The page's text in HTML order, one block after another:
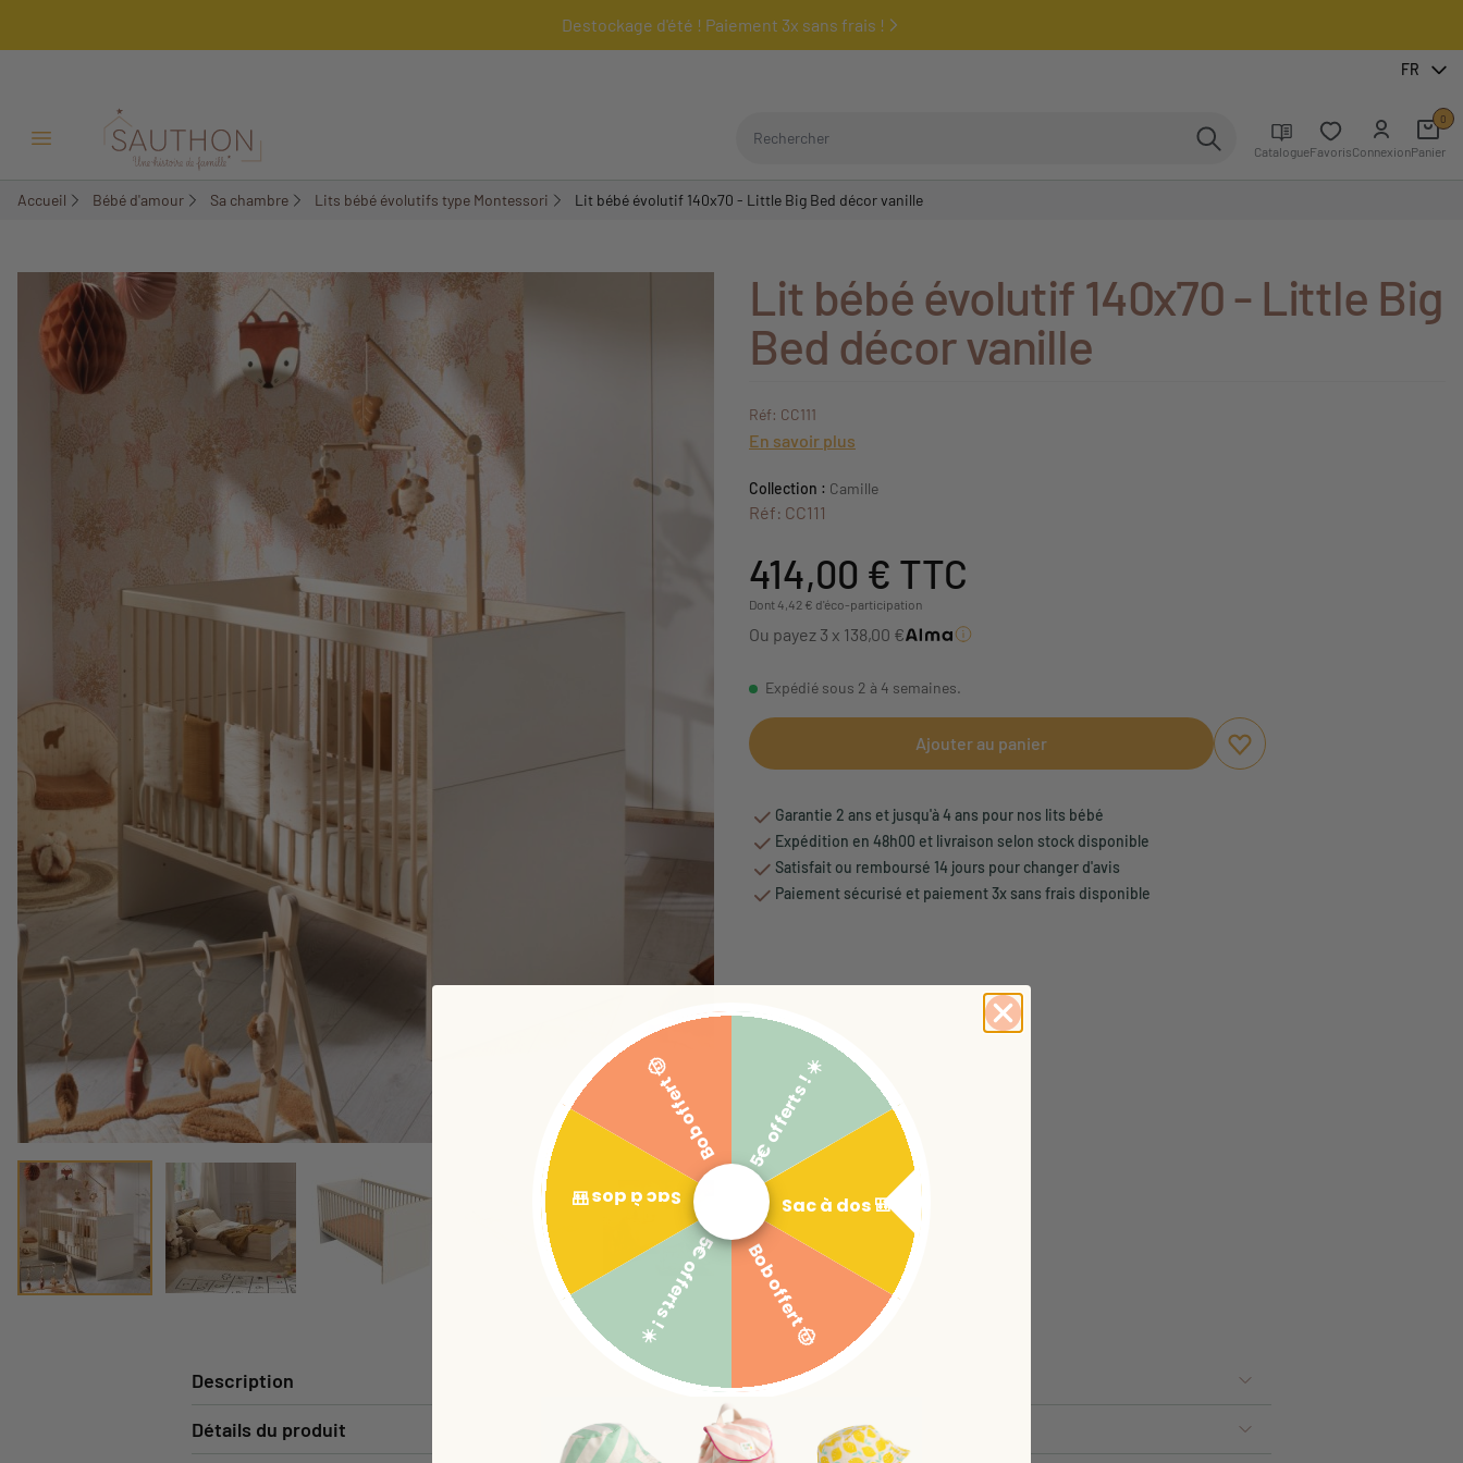
Destockage d'été ! Paiement 3x sans frais !
FR
Ouvrir/Fermer menu CatalogueFavorisConnexionPanier
0
Accueil Bébé d'amour Sa chambre Lits bébé évolutifs type Montessori Lit bébé évolutif 140x70 - Little Big Bed décor vanille
Lit bébé évolutif 140x70 - Little Big
Bed décor vanille
Réf: CC111
En savoir plus
Collection : Camille
Réf: CC111
414,00 € TTC
Dont 4,42 € d'éco-participation
Ou payez 3 x 138,00 €
Expédié sous 2 à 4 semaines.
Ajouter au panier
Ajouter aux favoris
Supprimer des favoris
Garantie 2 ans et jusqu'à 4 ans pour nos lits bébé
Expédition en 48h00 et livraison selon stock disponible
Satisfait ou remboursé 14 jours pour changer d'avis
Paiement sécurisé et paiement 3x sans frais disponible
Description
Détails du produit
5€ offerts ! ☀️
Sac à dos 🎒
Bob offert 🤠
5€ offerts ! ☀️
Sac à dos 🎒
Bob offert 🤠